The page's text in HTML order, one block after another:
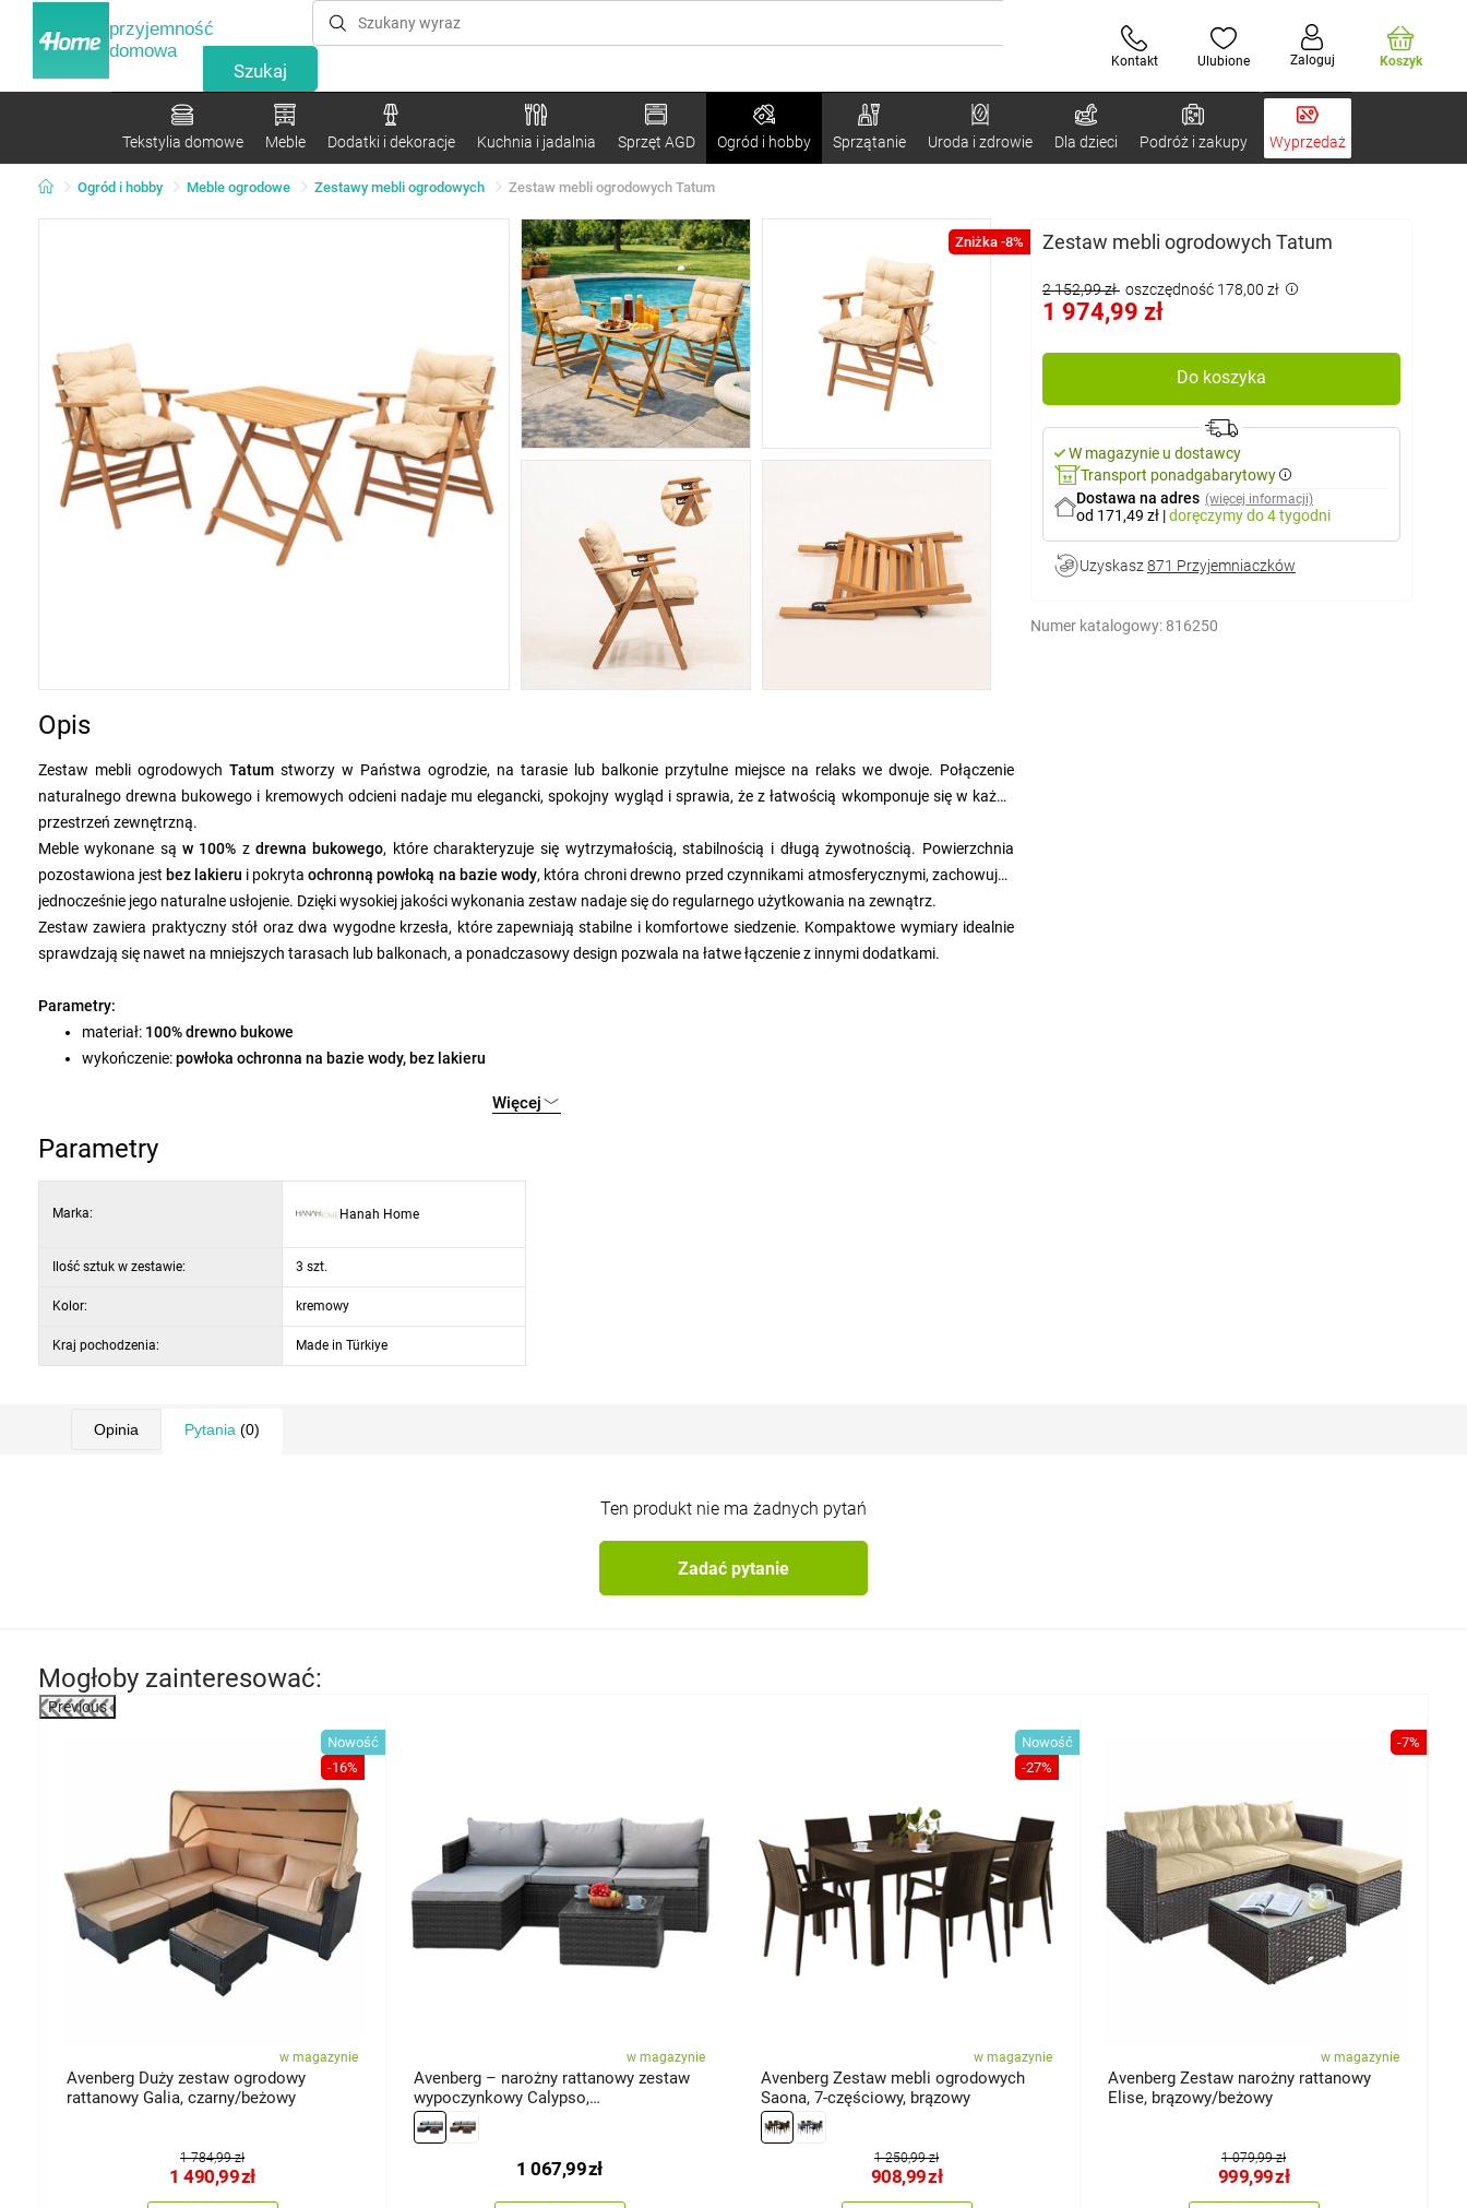
przyjemność
domowa
Kontakt Ulubione Zaloguj Koszyk
Tekstylia domowe Meble Dodatki i dekoracje Kuchnia i jadalnia Sprzęt AGD Ogród i hobby Sprzątanie Uroda i zdrowie Dla dzieci Podróż i zakupy Wyprzedaż
Ogród i hobby Meble ogrodowe Zestawy mebli ogrodowych Zestaw mebli ogrodowych Tatum
Zniżka -8% Zestaw mebli ogrodowych Tatum
2 152,99 zł oszczędność 178,00 zł
1 974,99 zł
Do koszyka
W magazynie u dostawcy
Transport ponadgabarytowy
Dostawa na adres (więcej informacji)
od 171,49 zł |doręczymydo 4 tygodni
Uzyskasz 871 Przyjemniaczków
Numer katalogowy: 816250
Opis
Zestaw mebli ogrodowych Tatum stworzy w Państwa ogrodzie, na tarasie lub balkonie przytulne miejsce na relaks we dwoje. Połączenie
naturalnego drewna bukowego i kremowych odcieni nadaje mu elegancki, spokojny wygląd i sprawia, że z łatwością wkomponuje się w każdą
przestrzeń zewnętrzną.
Meble wykonane są w 100% z drewna bukowego, które charakteryzuje się wytrzymałością, stabilnością i długą żywotnością. Powierzchnia
pozostawiona jest bez lakieru i pokryta ochronną powłoką na bazie wody, która chroni drewno przed czynnikami atmosferycznymi, zachowując
jednocześnie jego naturalne usłojenie. Dzięki wysokiej jakości wykonania zestaw nadaje się do regularnego użytkowania na zewnątrz.
Zestaw zawiera praktyczny stół oraz dwa wygodne krzesła, które zapewniają stabilne i komfortowe siedzenie. Kompaktowe wymiary idealnie
sprawdzają się nawet na mniejszych tarasach lub balkonach, a ponadczasowy design pozwala na łatwe łączenie z innymi dodatkami.
Parametry:
materiał: 100% drewno bukowe
wykończenie:powłoka ochronna na bazie wody, bez lakieru
liczba krzeseł:
nośność krzesła:
kolor:
Więcej
Parametry
Marka: Hanah Home
Ilość sztuk w zestawie: 3 szt.
Kolor: kremowy
Kraj pochodzenia: Made in Türkiye
Opinia Pytania (0)
Ten produkt nie ma żadnych pytań
Zadać pytanie
Mogłoby zainteresować:
Previous
Nowość
-16%
w magazynie
Avenberg Duży zestaw ogrodowy
rattanowy Galia, czarny/beżowy
1 784,99 zł
1 490,99zł
w magazynie
Avenberg – narożny rattanowy zestaw
wypoczynkowy Calypso,
czarny/jasnoszary
1 067,99zł
Nowość
-27%
w magazynie
Avenberg Zestaw mebli ogrodowych
Saona, 7-częściowy, brązowy
1 250,99 zł
908,99zł
-7%
w magazynie
Avenberg Zestaw narożny rattanowy
Elise, brązowy/beżowy
1 079,99 zł
999,99zł